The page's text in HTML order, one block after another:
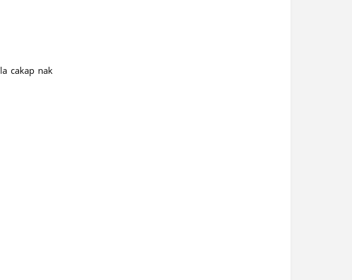
cakap nak